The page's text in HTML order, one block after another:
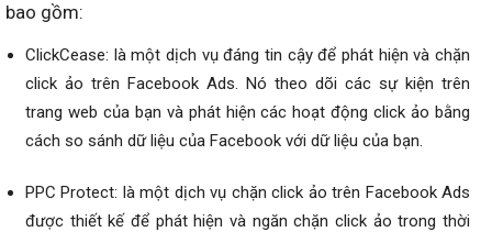
bao gồm:
ClickCease: là một dịch vụ đáng tin cậy để phát hiện và chặn
click ảo trên Facebook Ads. Nó theo dõi các sự kiện trên
trang web của bạn và phát hiện các hoạt động click ảo bằng
cách so sánh dữ liệu của Facebook với dữ liệu của bạn.
PPC Protect: là một dịch vụ chặn click ảo trên Facebook Ads
được thiết kế để phát hiện và ngăn chặn click ảo trong thời